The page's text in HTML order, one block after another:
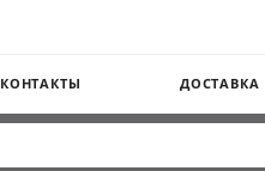
КОНТАКТЫ ДОСТАВКА